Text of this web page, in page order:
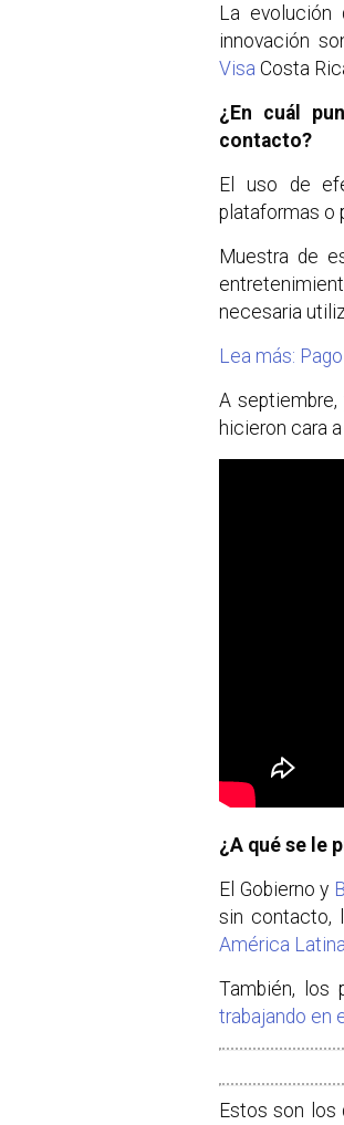
La
innovación
Visa Costa
¿En cuál
contacto?
El uso de
plataformas o
Muestra de
necesaria
Lea más:
A
hicieron cara
¿A qué se le
El Gobierno y
sin contacto,
América
También, los
trabajando en
Estos son